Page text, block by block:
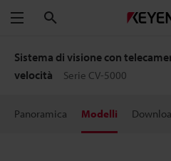
Menu
Sistema di visione con
velocità
Serie CV-5000
Panoramica Modelli